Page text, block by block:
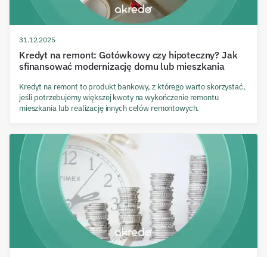
31.12.2025
Kredyt na remont: Gotówkowy czy hipoteczny? Jak
sfinansować modernizację domu lub mieszkania
Kredyt na remont to produkt bankowy, z którego warto skorzystać,
jeśli potrzebujemy większej kwoty na wykończenie remontu
mieszkania lub realizację innych celów remontowych.